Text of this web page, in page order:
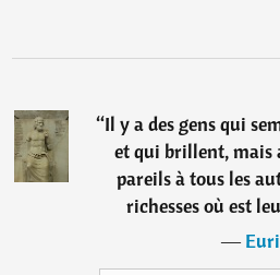
“Il y a des gens qui
et qui brillent, mais
pareils à tous les
richesses où est
―